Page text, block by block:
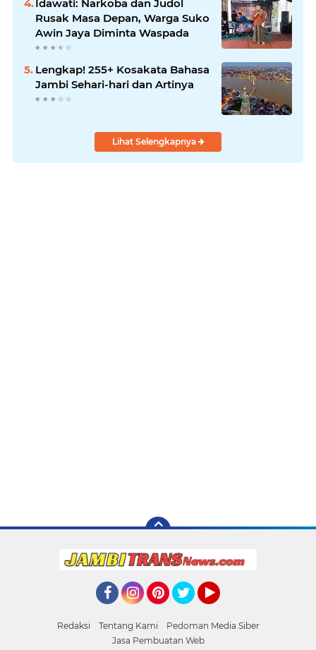
Idawati: Narkoba dan Judol
Rusak Masa Depan, Warga Suko
Awin Jaya Diminta Waspada
Lengkap! 255+ Kosakata Bahasa
Jambi Sehari-hari dan Artinya
Lihat Selengkapnya
Redaksi Tentang Kami
Pedoman Media Siber
Jasa Pembuatan Web